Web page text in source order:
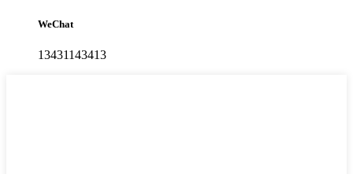
WeChat
13431143413